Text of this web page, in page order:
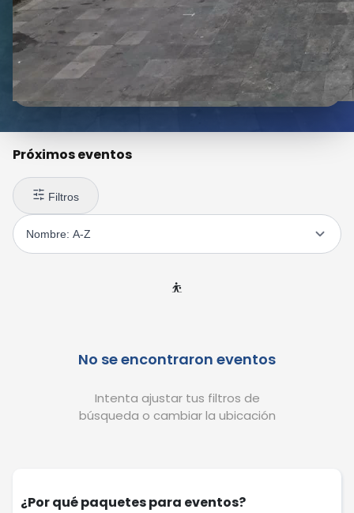
Próximos eventos
Filtros
⛹️
No se encontraron eventos
Intenta ajustar tus filtros de
búsqueda o cambiar la ubicación
¿Por qué paquetes para eventos?